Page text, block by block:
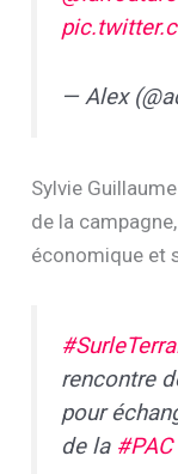
— Alex
Sylvie
de la
économique et
rencontre
pour
de la #PAC